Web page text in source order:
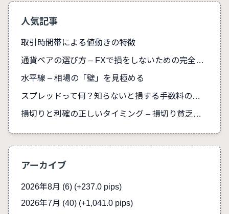
人気記事
取引時間帯による値動きの特徴
通貨ペアの選び方 – FXで損をしないための完全ガイド
水平線 – 相場の「壁」を見極める
スプレッドって何？知らないと損する手数料の真実
損切りと利確の正しいタイミング – 損切り貧乏を防ぐ
アーカイブ
2026年8月 (6) (+237.0 pips)
2026年7月 (40) (+1,041.0 pips)